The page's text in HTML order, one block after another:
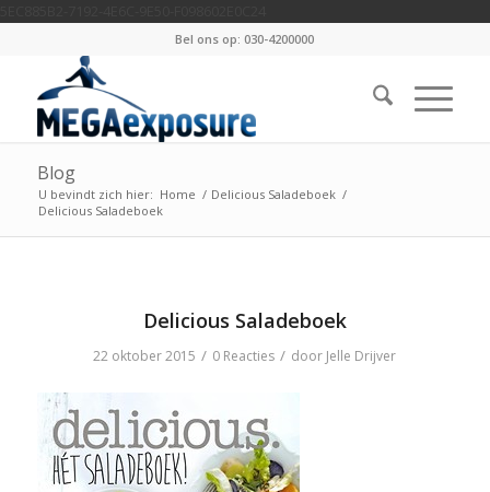
Bel ons op: 030-4200000
Blog
U bevindt zich hier: Home / Delicious Saladeboek /
Delicious Saladeboek
Delicious Saladeboek
22 oktober 2015 / 0 Reacties / door Jelle Drijver